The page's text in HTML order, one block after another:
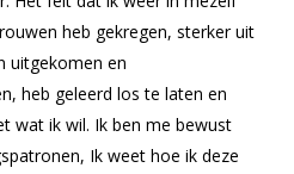
heb gekregen, sterker uit
uitgekomen en
heb geleerd los te laten en
wat ik wil. Ik ben me bewust
Ik weet hoe ik deze